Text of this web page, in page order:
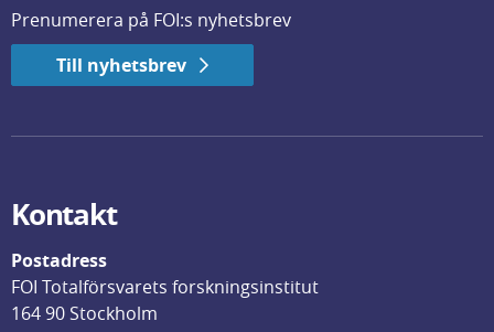
Prenumerera på FOI:s nyhetsbrev
Till nyhetsbrev
Kontakt
Postadress
FOI Totalförsvarets forskningsinstitut
164 90 Stockholm